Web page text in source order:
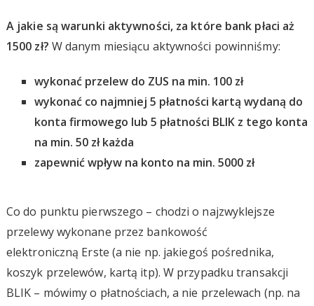
A jakie są warunki aktywności, za które bank płaci aż
1500 zł? W danym miesiącu aktywności powinniśmy:
wykonać przelew do ZUS na min. 100 zł
wykonać co najmniej 5 płatności kartą wydaną do
konta firmowego lub 5 płatności BLIK z tego konta
na min. 50 zł każda
zapewnić wpływ na konto na min. 5000 zł
Co do punktu pierwszego – chodzi o najzwyklejsze
przelewy wykonane przez bankowość
elektroniczną Erste (a nie np. jakiegoś pośrednika,
koszyk przelewów, kartą itp). W przypadku transakcji
BLIK – mówimy o płatnościach, a nie przelewach (np. na